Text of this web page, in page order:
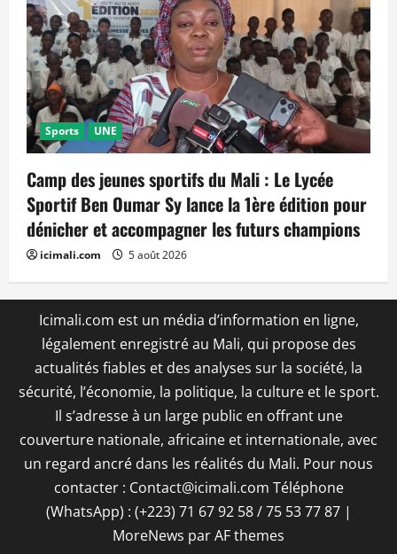
Sports UNE
Camp des jeunes sportifs du Mali : Le Lycée
Sportif Ben Oumar Sy lance la 1ère édition pour
dénicher et accompagner les futurs champions
icimali.com 5 août 2026
Icimali.com est un média d’information en ligne,
légalement enregistré au Mali, qui propose des
actualités fiables et des analyses sur la société, la
sécurité, l’économie, la politique, la culture et le sport.
Il s’adresse à un large public en offrant une
couverture nationale, africaine et internationale, avec
un regard ancré dans les réalités du Mali. Pour nous
contacter : Contact@icimali.com Téléphone
(WhatsApp) : (+223) 71 67 92 58 / 75 53 77 87 |
MoreNews par AF themes